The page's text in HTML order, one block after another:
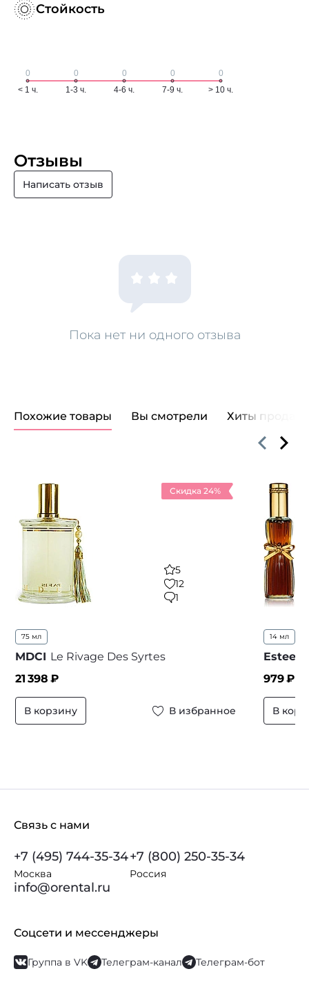
Стойкость
Отзывы
Написать отзыв
Пока нет ни одного отзыва
Похожие товары Вы смотрели Хиты продаж
Скидка 24%
5
12
1
75 мл
MDCI Le Rivage Des Syrtes
21 398 ₽
В корзину В избранное
14 мл
Estee
979₽ –
В
Связь с нами
+7 (495) 744-35-34
Москва
+7 (800) 250-35-34
Россия
info@orental.ru
Соцсети и мессенджеры
Группа в VK Телеграм-канал Телеграм-бот